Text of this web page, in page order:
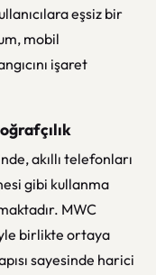
eşsiz bir
mobil
işaret
akıllı telefonları
gibi kullanma
MWC
birlikte ortaya
sayesinde harici